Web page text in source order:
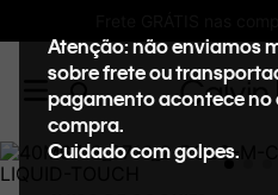
Atenção: não enviamos
sobre frete ou
pagamento acontece no
compra.
Cuidado com golpes.